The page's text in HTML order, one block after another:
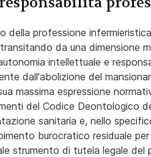
della professione
da una dimensione
intellettuale e
dall'abolizione del
massima espressione
del Codice Deontologico
sanitaria e, nello
burocratico residuale
strumento di tutela legale del